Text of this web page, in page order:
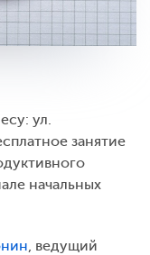
ул.
занятие
начальных
, ведущий